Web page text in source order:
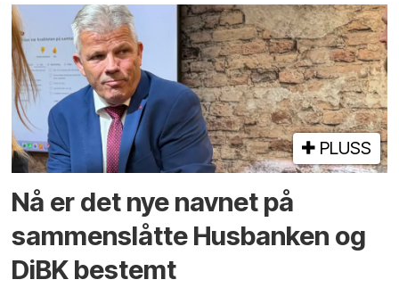
PLUSS
Nå er det nye navnet på
sammenslåtte Husbanken og
DiBK bestemt